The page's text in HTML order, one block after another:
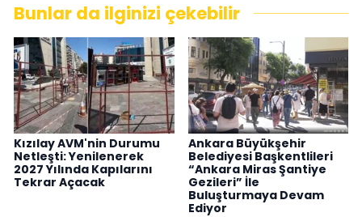
Bunlar da ilginizi çekebilir
Kızılay AVM'nin Durumu
Netleşti: Yenilenerek
2027 Yılında Kapılarını
Tekrar Açacak
Ankara Büyükşehir
Belediyesi Başkentlileri
“Ankara Miras Şantiye
Gezileri” İle
Buluşturmaya Devam
Ediyor